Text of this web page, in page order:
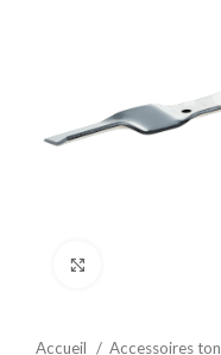
Accueil
Accessoires